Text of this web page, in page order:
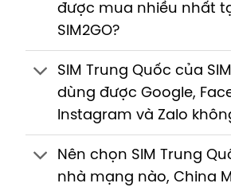
được mua nhiều nhất
SIM2GO?
SIM Trung Quốc của
dùng được Google,
Instagram và Zalo
Nên chọn SIM Trung
nhà mạng nào, China